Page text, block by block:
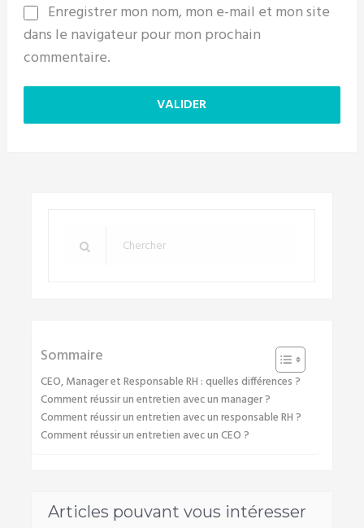
Enregistrer mon nom, mon e-mail et mon site
dans le navigateur pour mon prochain
commentaire.
Sommaire
CEO, Manager et Responsable RH : quelles différences ?
Comment réussir un entretien avec un manager ?
Comment réussir un entretien avec un responsable RH ?
Comment réussir un entretien avec un CEO ?
Articles pouvant vous intéresser